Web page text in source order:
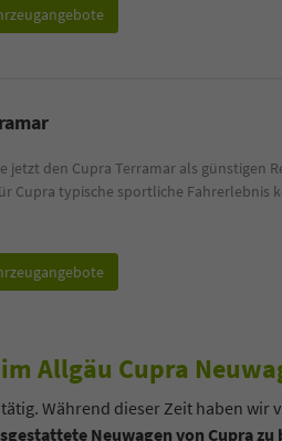
jetzt den Cupra Terramar als günstigen
Cupra typische sportliche Fahrerlebnis
Allgäu Cupra
tätig. Während dieser Zeit haben wir
Neuwagen von Cupra